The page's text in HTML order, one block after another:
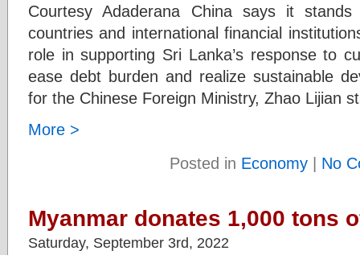
Courtesy Adaderana China says it
countries and international financial
role in supporting Sri Lanka’s response to
ease debt burden and realize sustainable
for the Chinese Foreign Ministry, Zhao Lijian
More >
Posted in Economy| No
Myanmar donates 1,000 tons
Saturday, September 3rd, 2022